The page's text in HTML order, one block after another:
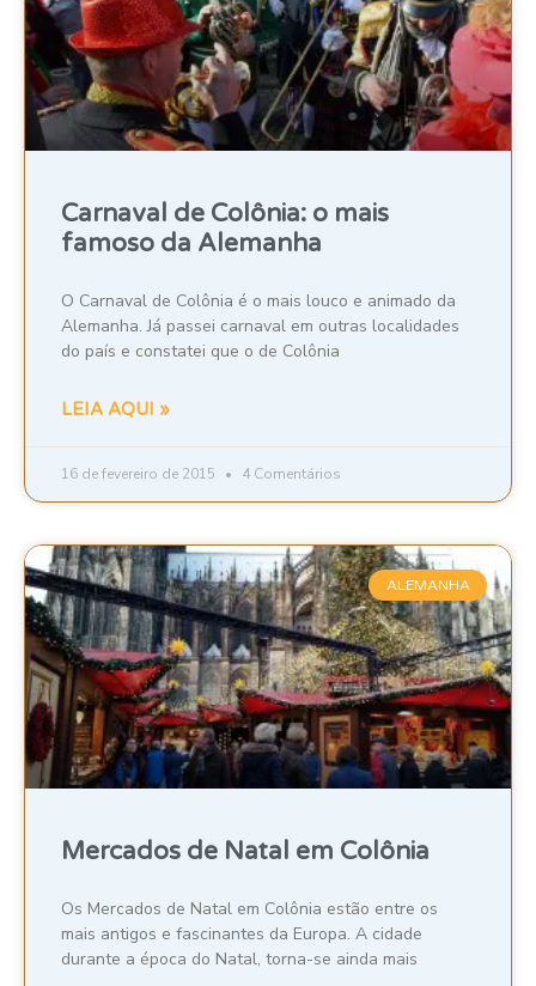
Carnaval de Colônia: o mais
famoso da Alemanha
O Carnaval de Colônia é o mais louco e animado da
Alemanha. Já passei carnaval em outras localidades
do país e constatei que o de Colônia
LEIA AQUI »
16 de fevereiro de 2015 4 Comentários
ALEMANHA
Mercados de Natal em Colônia
Os Mercados de Natal em Colônia estão entre os
mais antigos e fascinantes da Europa. A cidade
durante a época do Natal, torna-se ainda mais